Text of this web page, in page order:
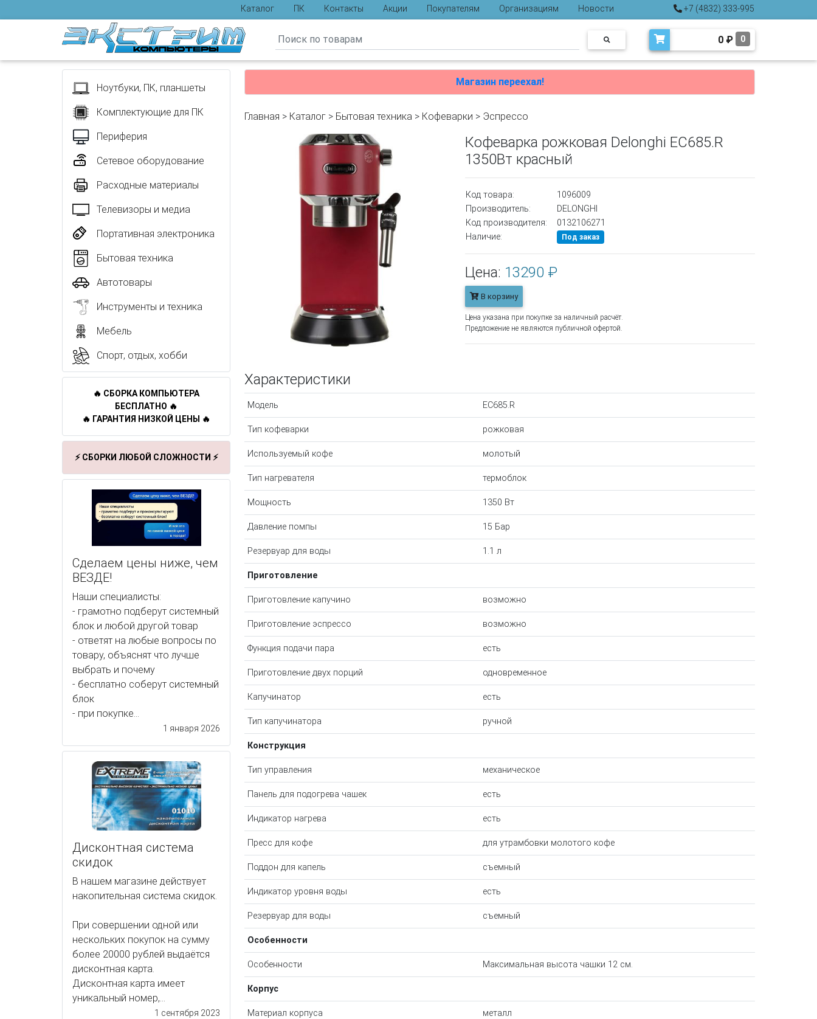
Каталог ПК Контакты Акции Покупателям Организациям
Новости
Отзывы
+7 (4832) 333-995
0 ₽ 0
Ноутбуки, ПК, планшеты
Комплектующие для ПК
Периферия
Сетевое оборудование
Расходные материалы
Телевизоры и медиа
Портативная электроника
Бытовая техника
Автотовары
Инструменты и техника
Мебель
Спорт, отдых, хобби
🔥 СБОРКА КОМПЬЮТЕРА
БЕСПЛАТНО 🔥
🔥 ГАРАНТИЯ НИЗКОЙ ЦЕНЫ 🔥
⚡ СБОРКИ ЛЮБОЙ СЛОЖНОСТИ ⚡
Сделаем цены ниже, чем
ВЕЗДЕ!
Наши специалисты:
- грамотно подберут системный
блок и любой другой товар
- ответят на любые вопросы по
товару, объяснят что лучше
выбрать и почему
- бесплатно соберут системный
блок
- при покупке...
1 января 2026
Дисконтная система
скидок
В нашем магазине действует
накопительная система скидок.
При совершении одной или
нескольких покупок на сумму
более 20000 рублей выдаётся
дисконтная карта.
Дисконтная карта имеет
уникальный номер,...
1 сентября 2023
Магазин переехал!
Главная > Каталог > Бытовая техника > Кофеварки > Эспрессо
Кофеварка рожковая Delonghi EC685.R
1350Вт красный
Код товара:
1096009
Производитель:
DELONGHI
Код производителя:
0132106271
Наличие:
Под заказ
Цена: 13290 ₽
В корзину
Цена указана при покупке за наличный расчёт.
Предложение не являются публичной офертой.
Характеристики
Модель EC685.R
Тип кофеварки рожковая
Используемый кофе молотый
Тип нагревателя термоблок
Мощность 1350 Вт
Давление помпы 15 Бар
Резервуар для воды 1.1 л
Приготовление
Приготовление капучино возможно
Приготовление эспрессо возможно
Функция подачи пара есть
Приготовление двух порций одновременное
Капучинатор есть
Тип капучинатора ручной
Конструкция
Тип управления механическое
Панель для подогрева чашек есть
Индикатор нагрева есть
Пресс для кофе для утрамбовки молотого кофе
Поддон для капель съемный
Индикатор уровня воды есть
Резервуар для воды съемный
Особенности
Особенности Максимальная высота чашки 12 см.
Корпус
Материал корпуса металл